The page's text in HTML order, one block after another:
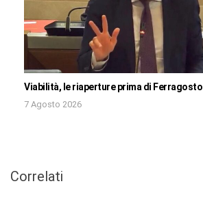
Viabilità, le riaperture prima di Ferragosto
7 Agosto 2026
Correlati